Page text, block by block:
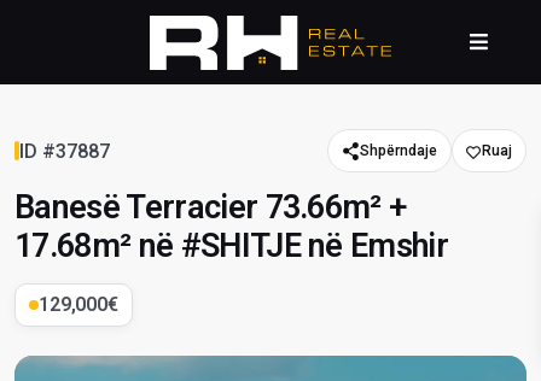
ID #37887 Shpërndaje
Banesë Terracier 73.66m² +
17.68m² në #SHITJE në Emshir
129,000€